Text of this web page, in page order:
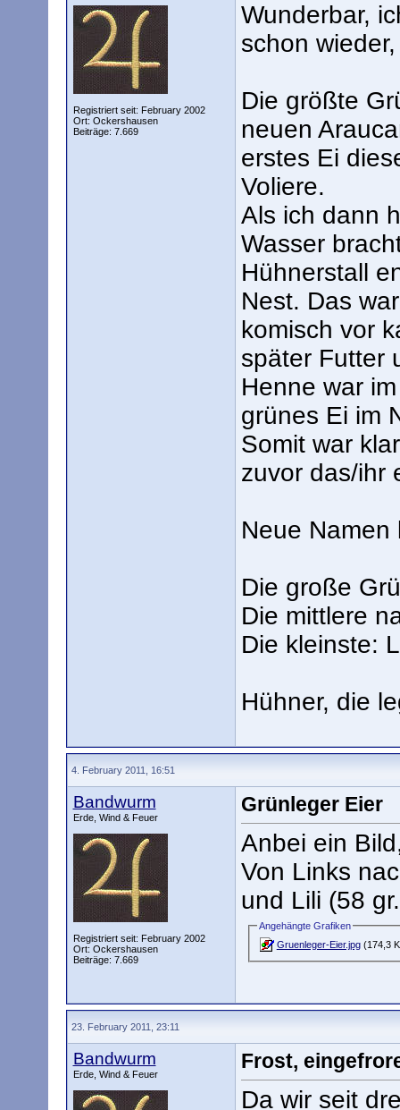
Registriert seit: February 2002
Ort: Ockershausen
Beiträge: 7.669
Wunderbar,
schon
Die größte
neuen
erstes Ei
Voliere.
Als ich dann
Wasser
Hühnerstall
Nest. Das
komisch vor
später Futter
Henne war
grünes Ei im
Somit war
zuvor das/ihr
Neue Namen
Die große
Die mittlere
Die kleinste:
Hühner, die
4. February 2011, 16:51
Bandwurm
Erde, Wind & Feuer
Registriert seit: February 2002
Ort: Ockershausen
Beiträge: 7.669
Grünleger Eier
Anbei ein
Von Links
und Lili (58
Angehängte Grafiken
Gruenleger-Eier.jpg(174,3
23. February 2011, 23:11
Bandwurm
Erde, Wind & Feuer
Frost,
Da wir seit